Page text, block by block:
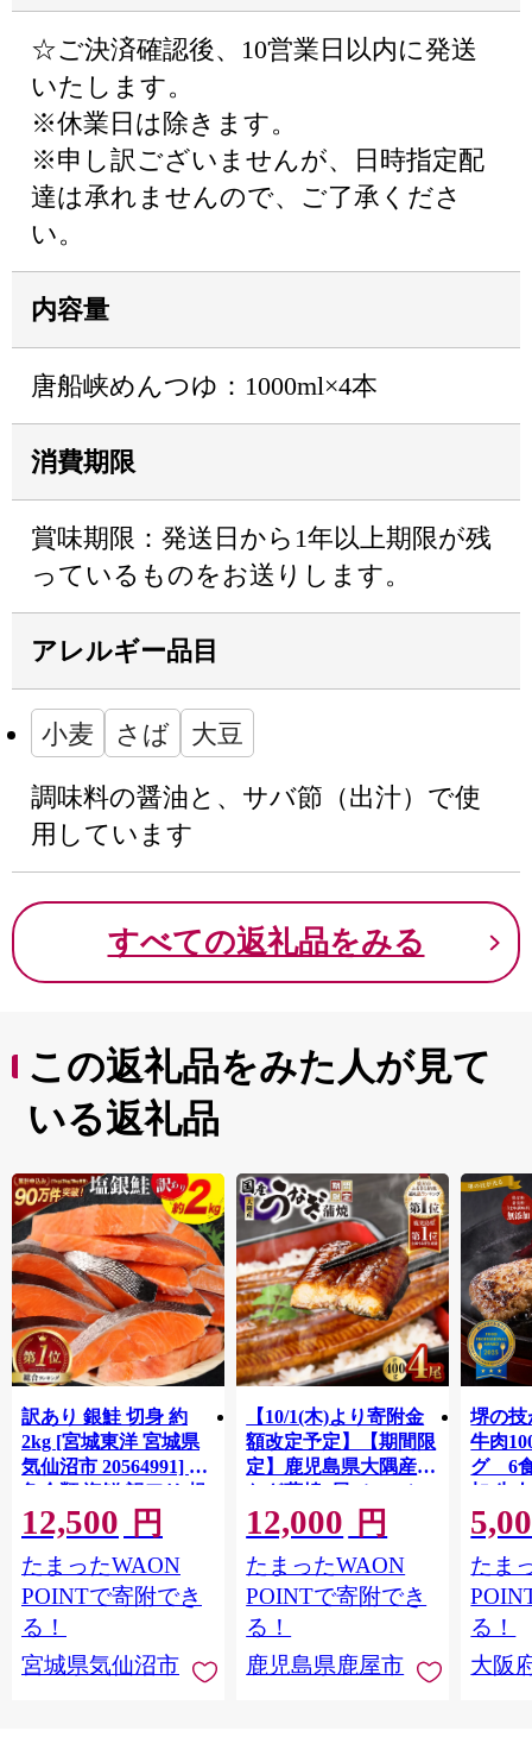
☆ご決済確認後、10営業日以内に発送
いたします。
※休業日は除きます。
※申し訳ございませんが、日時指定配
達は承れませんので、ご了承くださ
い。
内容量
唐船峡めんつゆ：1000ml×4本
消費期限
賞味期限：発送日から1年以上期限が残
っているものをお送りします。
アレルギー品目
小麦 さば 大豆
調味料の醤油と、サバ節（出汁）で使
用しています
すべての返礼品をみる
この返礼品をみた人が見て
いる返礼品
訳あり 銀鮭 切身 約
2kg [宮城東洋 宮城県
気仙沼市 20564991] 鮭
魚介類 海鮮 訳アリ 規
格外 不揃い さけ サケ
鮭切身 シャケ 切り身
冷凍 家庭用 おかず 弁
当 支援 サーモン 銀鮭
切り身 魚 わけあり
12,500 円
たまったWAON
POINTで寄附でき
る！
宮城県気仙沼市
【10/1(木)より寄附金
額改定予定】【期間限
定】鹿児島県大隅産う
なぎ蒲焼4尾（400g）
12,000 円
たまったWAON
POINTで寄附でき
る！
鹿児島県鹿屋市
堺の技
牛肉
グ 6
加 牛
ット 6
メ 温
菜 簡
すめ
取り
料 ふ
堺市】
たま
る！
大阪